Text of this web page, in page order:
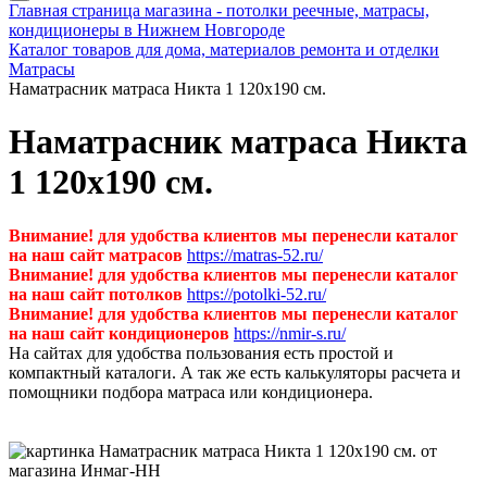
Главная страница магазина - потолки реечные, матрасы,
кондиционеры в Нижнем Новгороде
Каталог товаров для дома, материалов ремонта и отделки
Матрасы
Наматрасник матраса Никта 1 120х190 см.
Наматрасник матраса Никта
1 120х190 см.
Внимание! для удобства клиентов мы перенесли каталог
на наш сайт матрасов https://matras-52.ru/
Внимание! для удобства клиентов мы перенесли каталог
на наш сайт потолков https://potolki-52.ru/
Внимание! для удобства клиентов мы перенесли каталог
на наш сайт кондиционеров https://nmir-s.ru/
На сайтах для удобства пользования есть простой и
компактный каталоги. А так же есть калькуляторы расчета и
помощники подбора матраса или кондиционера.